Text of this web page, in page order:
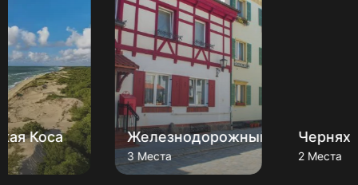
Железнодорожный
3 Места
Черняховск
2 Места